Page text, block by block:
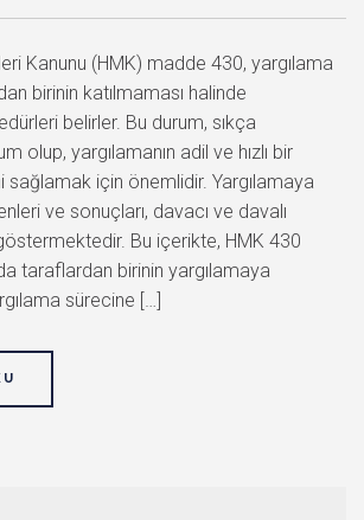
Kanunu (HMK) madde 430, yargılama
birinin katılmaması halinde
belirler. Bu durum, sıkça
olup, yargılamanın adil ve hızlı bir
sağlamak için önemlidir. Yargılamaya
ve sonuçları, davacı ve davalı
göstermektedir. Bu içerikte, HMK 430
taraflardan birinin yargılamaya
sürecine […]